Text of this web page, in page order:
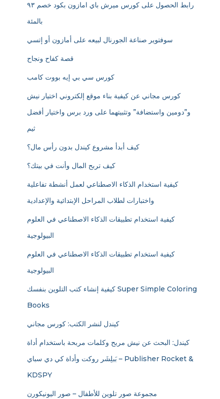
رابط الحصول على كورس ميرش باي امازون بكود خصم ٩٣
بالمئة
سوفتوير صناعة الجورنال لبيعه على أمازون أو إتسي
قصة كفاح ونجاح
كورس سي بي إيه بووت كامب
كورس مجاني عن كيفية بناء موقع إلكتروني اختيار نيش
و”دومين واستضافة” وتثبيتهما على ورد برس واختيار أفضل
ثيم
كيف أبدأ مشروع كيندل بدون رأس مال؟
كيف تربح المال وأنت في بيتك؟
كيفية استخدام الذكاء الاصطناعي لعمل أنشطة تفاعلية
واختبارات لطلاب المراحل الإبتدائية والإعدادية
كيفية استخدام تطبيقات الذكاء الاصطناعي في العلوم
كيفية استخدام تطبيقات الذكاء الاصطناعي في العلوم
كيفية إنشاء كتب التلوين بنفسك Super Simple Coloring
Books
كيندل لنشر الكتب: كورس مجاني
كيندل: البحث عن نيش مربح وكلمات مربحة باستخدام أداة
بَبلِشَر روكت وأداة كي دي سباي – Publisher Rocket &
KDSPY
مجموعة صور تلوين للأطفال – صور اليونيكورن